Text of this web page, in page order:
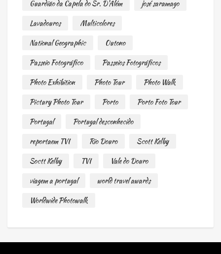
Guardião da Capela do Sr. D'Além
josé saramago
Lavadouros
Multicolores
National Geographic
Outono
Passeio Fotográfico
Passeios Fotográficos
Photo Exhibition
Photo Tour
Photo Walk
Pictury Photo Tour
Porto
Porto Foto Tour
Portugal
Portugal desconhecido
reportaem TVI
Rio Douro
Scott Kelby
Soctt Kelby
TVI
Vale do Douro
viagem a portugal
world travel awards
Worldwide Photowalk